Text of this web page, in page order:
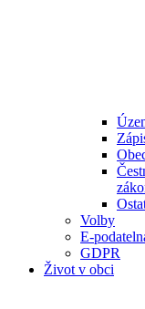
Volby
E-
GDPR
Život v obci